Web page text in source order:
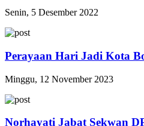
Senin, 5 Desember 2022
Perayaan Hari Jadi Kota
Minggu, 12 November 2023
Norhayati Jabat Sekwan